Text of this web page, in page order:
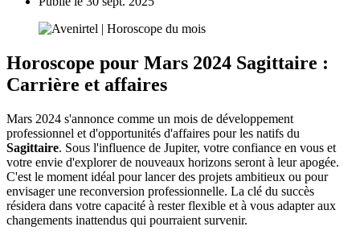
Horoscope pour Mars 2024 Sagittaire :
Carrière et affaires
Mars 2024 s'annonce comme un mois de développement
professionnel et d'opportunités d'affaires pour les natifs du
Sagittaire. Sous l'influence de Jupiter, votre confiance en vous et
votre envie d'explorer de nouveaux horizons seront à leur apogée.
C'est le moment idéal pour lancer des projets ambitieux ou pour
envisager une reconversion professionnelle. La clé du succès
résidera dans votre capacité à rester flexible et à vous adapter aux
changements inattendus qui pourraient survenir.